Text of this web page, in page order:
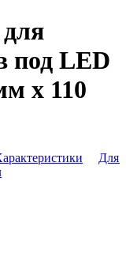
под LED
х 110
Для